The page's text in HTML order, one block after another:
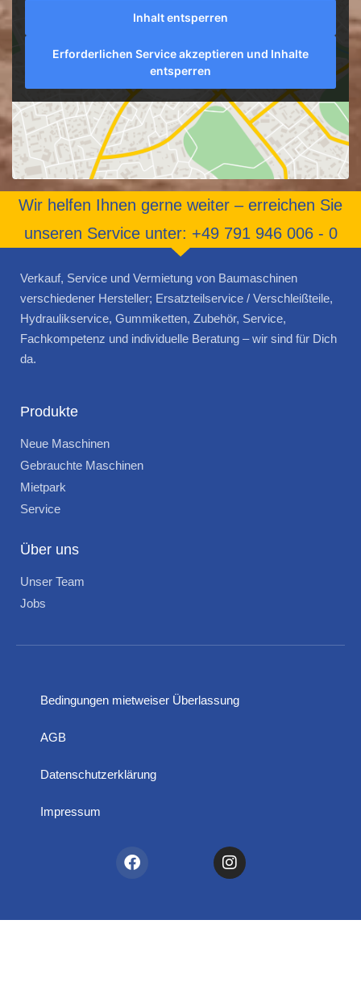
Inhalt entsperren
Erforderlichen Service akzeptieren und Inhalte
entsperren
Wir helfen Ihnen gerne weiter – erreichen Sie
unseren Service unter: +49 791 946 006 - 0
Verkauf, Service und Vermietung von Baumaschinen
verschiedener Hersteller; Ersatzteilservice / Verschleißteile,
Hydraulikservice, Gummiketten, Zubehör, Service,
Fachkompetenz und individuelle Beratung – wir sind für Dich
da.
Produkte
Neue Maschinen
Gebrauchte Maschinen
Mietpark
Service
Über uns
Unser Team
Jobs
Bedingungen mietweiser Überlassung
AGB
Datenschutzerklärung
Impressum